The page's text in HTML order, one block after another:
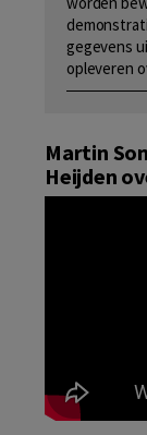
gegevens
opleveren
Martin
Heijden